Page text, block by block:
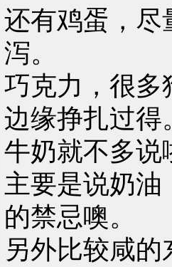
还有鸡蛋，
泻。
巧克力，很
边缘挣扎过得
牛奶就不多
主要是说奶
的禁忌噢。
另外比较咸